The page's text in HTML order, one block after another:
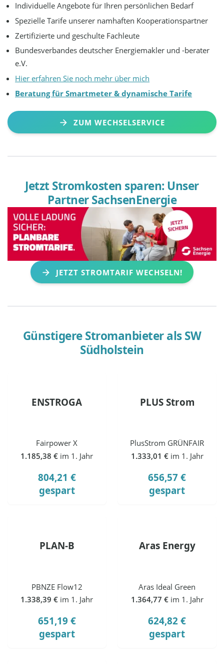
Individuelle Angebote für Ihren persönlichen Bedarf
Spezielle Tarife unserer namhaften Kooperationspartner
Zertifizierte und geschulte Fachleute
Bundesverbandes deutscher Energiemakler und -berater
e.V.
Hier erfahren Sie noch mehr über mich
Beratung für Smartmeter & dynamische Tarife
ZUM WECHSELSERVICE
Jetzt Stromkosten sparen: Unser
Partner SachsenEnergie
JETZT STROMTARIF WECHSELN!
Günstigere Stromanbieter alsSW
Südholstein
ENSTROGA
Fairpower X
1.185,38 € im 1. Jahr
804,21 €
gespart
PLUS Strom
PlusStrom GRÜNFAIR
1.333,01 € im 1. Jahr
656,57 €
gespart
PLAN-B
PBNZE Flow12
1.338,39 € im 1. Jahr
651,19 €
gespart
Aras Energy
Aras Ideal Green
1.364,77 € im 1. Jahr
624,82 €
gespart